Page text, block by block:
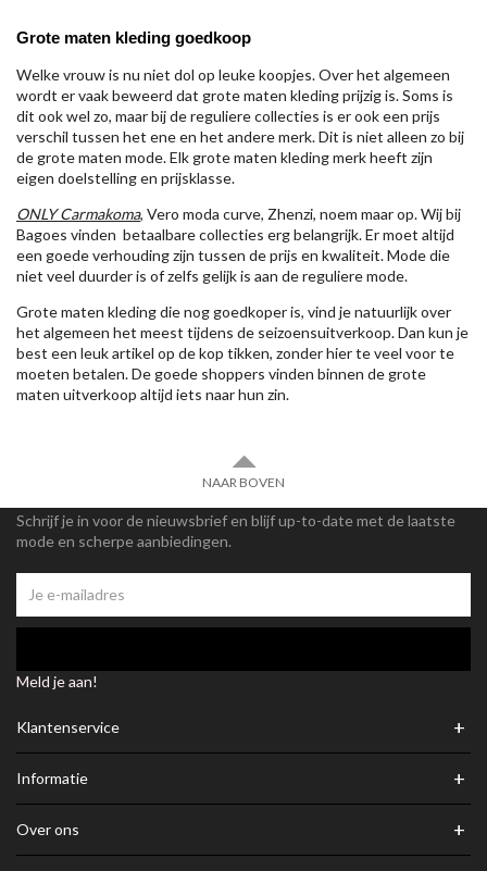
Grote maten kleding goedkoop
Welke vrouw is nu niet dol op leuke koopjes. Over het algemeen
wordt er vaak beweerd dat grote maten kleding prijzig is. Soms is
dit ook wel zo, maar bij de reguliere collecties is er ook een prijs
verschil tussen het ene en het andere merk. Dit is niet alleen zo bij
de grote maten mode. Elk grote maten kleding merk heeft zijn
eigen doelstelling en prijsklasse.
ONLY Carmakoma, Vero moda curve, Zhenzi, noem maar op. Wij bij
Bagoes vinden betaalbare collecties erg belangrijk. Er moet altijd
een goede verhouding zijn tussen de prijs en kwaliteit. Mode die
niet veel duurder is of zelfs gelijk is aan de reguliere mode.
Grote maten kleding die nog goedkoper is, vind je natuurlijk over
het algemeen het meest tijdens de seizoensuitverkoop. Dan kun je
best een leuk artikel op de kop tikken, zonder hier te veel voor te
moeten betalen. De goede shoppers vinden binnen de grote
maten uitverkoop altijd iets naar hun zin.
NAAR BOVEN
Schrijf je in voor de nieuwsbrief en blijf up-to-date met de laatste
mode en scherpe aanbiedingen.
Meld je aan!
Klantenservice +
Informatie +
Over ons +